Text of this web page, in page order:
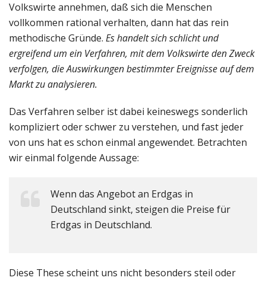
Volkswirte annehmen, daß sich die Menschen
vollkommen rational verhalten, dann hat das rein
methodische Gründe. Es handelt sich schlicht und
ergreifend um ein Verfahren, mit dem Volkswirte den Zweck
verfolgen, die Auswirkungen bestimmter Ereignisse auf dem
Markt zu analysieren.
Das Verfahren selber ist dabei keineswegs sonderlich
kompliziert oder schwer zu verstehen, und fast jeder
von uns hat es schon einmal angewendet. Betrachten
wir einmal folgende Aussage:
Wenn das Angebot an Erdgas in
Deutschland sinkt, steigen die Preise für
Erdgas in Deutschland.
Diese These scheint uns nicht besonders steil oder